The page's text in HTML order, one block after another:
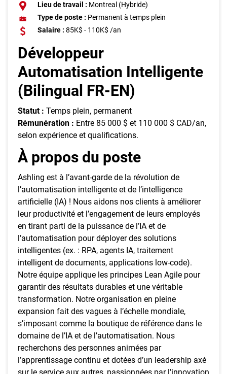
Lieu de travail : Montreal (Hybride)
Type de poste : Permanent à temps plein
Salaire : 85K$ - 110K$ /an
Développeur
Automatisation Intelligente
(Bilingual FR-EN)
Statut : Temps plein, permanent
Rémunération : Entre 85 000 $ et 110 000 $ CAD/an,
selon expérience et qualifications.
À propos du poste
Ashling est à l’avant-garde de la révolution de
l’automatisation intelligente et de l’intelligence
artificielle (IA) ! Nous aidons nos clients à améliorer
leur productivité et l’engagement de leurs employés
en tirant parti de la puissance de l’IA et de
l’automatisation pour déployer des solutions
intelligentes (ex. : RPA, agents IA, traitement
intelligent de documents, applications low-code).
Notre équipe applique les principes Lean Agile pour
garantir des résultats durables et une véritable
transformation. Notre organisation en pleine
expansion fait des vagues à l’échelle mondiale,
s’imposant comme la boutique de référence dans le
domaine de l’IA et de l’automatisation. Nous
recherchons des personnes animées par
l’apprentissage continu et dotées d’un leadership axé